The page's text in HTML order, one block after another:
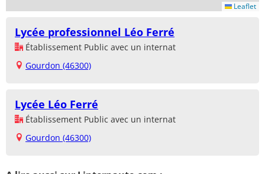
Leaflet
Lycée professionnel Léo Ferré
Établissement Public avec un internat
Gourdon (46300)
Lycée Léo Ferré
Établissement Public avec un internat
Gourdon (46300)